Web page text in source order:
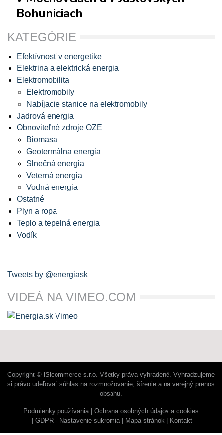
Bohuniciach
KATEGÓRIE
Efektívnosť v energetike
Elektrina a elektrická energia
Elektromobilita
Elektromobily
Nabíjacie stanice na elektromobily
Jadrová energia
Obnoviteľné zdroje OZE
Biomasa
Geotermálna energia
Slnečná energia
Veterná energia
Vodná energia
Ostatné
Plyn a ropa
Teplo a tepelná energia
Vodík
Tweets by @energiask
VIDEÁ NA VIMEO.COM
Copyright © iSicommerce s.r.o. Všetky práva vyhradené. Vyhradzujeme
si právo udeľovať súhlas na rozmnožovanie, šírenie a na verejný prenos
obsahu.
Podmienky používania
Ochrana osobných údajov a cookies
GDPR - Nastavenie sukromia
Mapa stránok Kontakt